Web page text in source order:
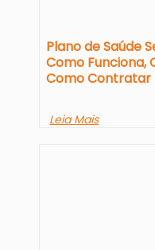
Plano de Saúde
Como Funciona,
Como
Leia Mais